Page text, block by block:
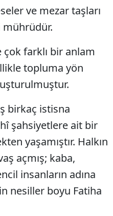
ve mezar taşları
çok farklı bir anlam
topluma yön
birkaç istisna
şahsiyetlere ait bir
yaşamıştır. Halkın
açmış; kaba,
insanların adına
nesiller boyu Fatiha